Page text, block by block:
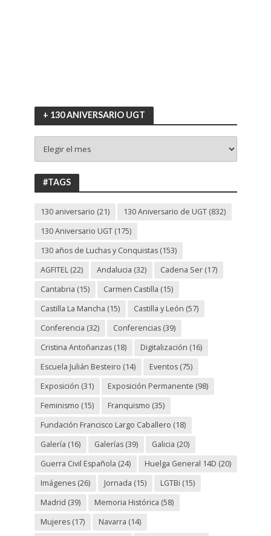
+ 130 ANIVERSARIO UGT
130
ANIVERSARIO
UGT
#TAGS
130 aniversario (21) 130 Aniversario de UGT(832)
130 Aniversario UGT(175)
130 años de Luchas y Conquistas(153)
AGFITEL(22) Andalucia (32) Cadena Ser(17)
Cantabria (15) Carmen Castilla (15)
Castilla La Mancha (15) Castilla y León (57)
Conferencia (32) Conferencias(39)
Cristina Antoñanzas(18) Digitalización (16)
Escuela Julián Besteiro (14) Eventos(75)
Exposición (31) Exposición Permanente (98)
Feminismo (15) Franquismo (35)
Fundación Francisco Largo Caballero (18)
Galería (16) Galerías(39) Galicia (20)
Guerra Civil Española (24) Huelga General 14D (20)
Imágenes(26) Jornada (15) LGTBi (15)
Madrid (39) Memoria Histórica (58)
Mujeres(17) Navarra (14)